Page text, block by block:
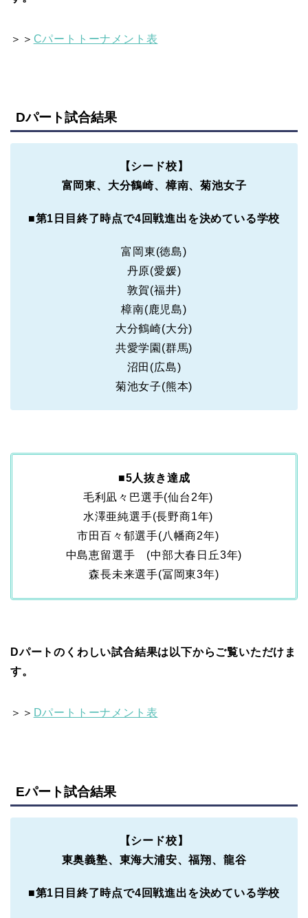
＞＞ Cパートトーナメント表
Dパート試合結果
【シード校】
富岡東、大分鶴崎、樟南、菊池女子
■第1日目終了時点で4回戦進出を決めている学校
富岡東(徳島)
丹原(愛媛)
敦賀(福井)
樟南(鹿児島)
大分鶴崎(大分)
共愛学園(群馬)
沼田(広島)
菊池女子(熊本)
■5人抜き達成
毛利凪々巴選手(仙台2年)
水澤亜純選手(長野商1年)
市田百々郁選手(八幡商2年)
中島恵留選手 (中部大春日丘3年)
森長未来選手(冨岡東3年)
Dパートのくわしい試合結果は以下からご覧いただけま
す。
＞＞ Dパートトーナメント表
Eパート試合結果
【シード校】
東奥義塾、東海大浦安、福翔、龍谷
■第1日目終了時点で4回戦進出を決めている学校